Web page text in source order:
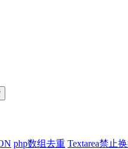
php数组去重 Textarea禁止